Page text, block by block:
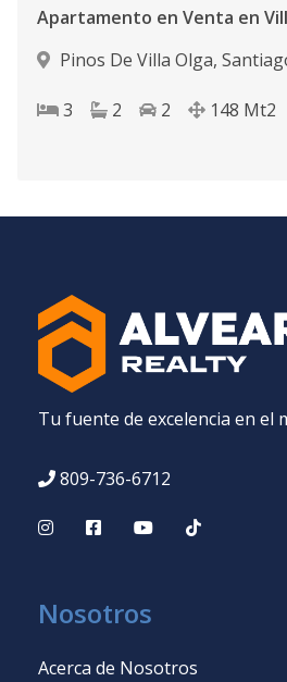
Pinos De Villa Olga,
3 2 2 148 Mt2
Tu fuente de excelencia en el
809-736-6712
Nosotros
Acerca de Nosotros